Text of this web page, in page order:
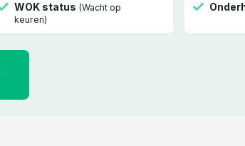
WOK status (Wacht op
keuren)